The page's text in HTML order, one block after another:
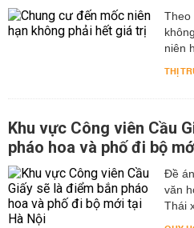
Theo
niên
THỊ
Khu vực Công viên Cầu
pháo hoa và phố đi bộ
Đề
văn
Thái